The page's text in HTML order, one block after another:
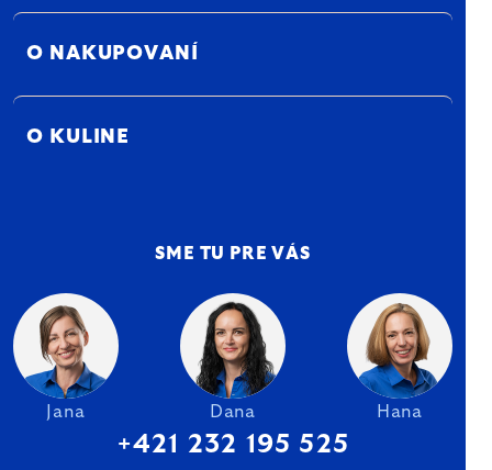
O NAKUPOVANÍ
O KULINE
SME TU PRE VÁS
Jana Dana Hana
+421 232 195 525